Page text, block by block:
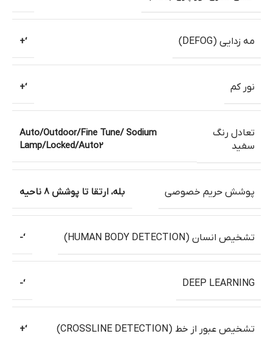
مه زدایی (DEFOG) ‘+
نور کم ‘+
تعادل رنگ
سفید
Auto/Outdoor/Fine Tune/ Sodium
Lamp/Locked/Auto2
پوشش حریم خصوصی بله، ارتقا تا پوشش 8 ناحیه
تشخیص انسان (HUMAN BODY DETECTION) ‘-
DEEP LEARNING
‘-
تشخیص عبور از خط (CROSSLINE DETECTION) ‘+